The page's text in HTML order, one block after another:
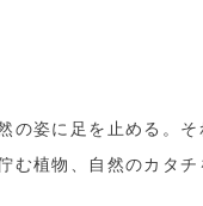
の姿に足を止める。
む植物、自然のカタ